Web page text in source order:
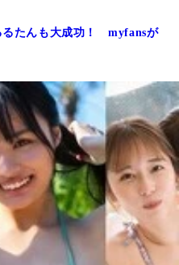
るたんも大成功！ myfansが